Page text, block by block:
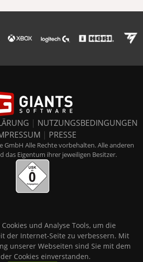
| NUTZUNGSBEDINGUNGEN
| PRESSE
GmbH Alle Rechte vorbehalten. Alle anderen
das Eigentum ihrer jeweiligen Besitzer.
und Analyse Tools, um die
der Internet-Seite zu verbessern. Mit
unserer Webseiten sind Sie mit dem
Cookies einverstanden.